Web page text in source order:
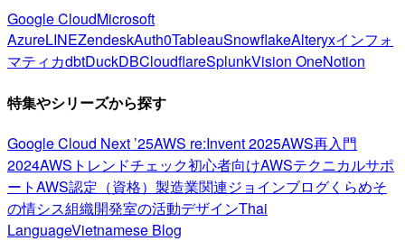
Google CloudMicrosoft
AzureLINEZendeskAuth0TableauSnowflakeAlteryxインフォ
マティカdbtDuckDBCloudflareSplunkVision OneNotion
特集やシリーズから探す
Google Cloud Next ’25AWS re:Invent 2025AWS再入門
2024AWSトレンドチェック初心者向けAWSテクニカルサポ
ートAWS認定（資格） 製造業関連ジョインブログくらめそ
の情シス組織開発室の活動デザインThai
LanguageVietnamese Blog